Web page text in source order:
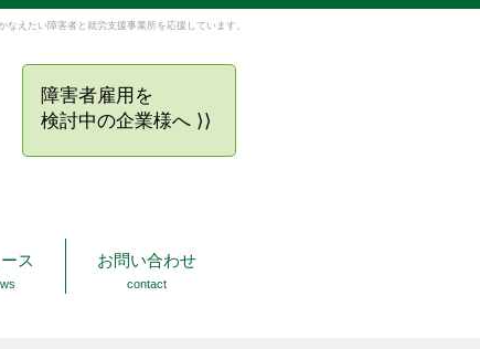
なえたい障害者と就労支援事業所を応援しています。
障害者雇用を
検討中の企業様へ ⟩⟩
ス お問い合わせ
contact